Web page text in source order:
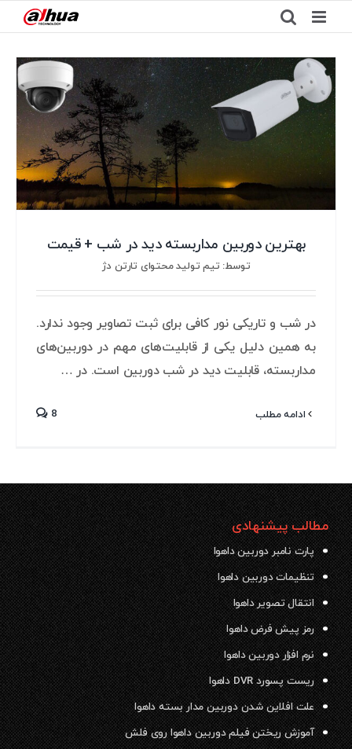
to
content
بهترین دوربین مداربسته دید در شب + قیمت
توسط: تیم تولید محتوای تارتن دژ
در شب و تاریکی نور کافی برای ثبت تصاویر وجود ندارد.
به همین دلیل یکی از قابلیت‌های مهم در دوربین‌های
مداربسته، قابلیت دید در شب دوربین است. در …
ادامه مطلب 8
مطالب پیشنهادی
پارت نامبر دوربین داهوا
تنظیمات دوربین داهوا
انتقال تصویر داهوا
رمز پیش فرض داهوا
نرم افزار دوربین داهوا
ریست پسورد DVR داهوا
علت افلاین شدن دوربین مدار بسته داهوا
آموزش ریختن فیلم دوربین داهوا روی فلش